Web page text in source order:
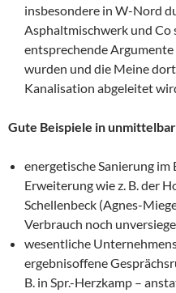
insbesondere in W-Nord
Asphaltmischwerk und
entsprechende
wurden und die Meine
Kanalisation abgeleitet
Gute Beispiele in
energetische Sanierung
Erweiterung wie z. B. der
Schellenbeck (Agnes-
Verbrauch noch
wesentliche
ergebnisoffene
B. in Spr.-Herzkamp –